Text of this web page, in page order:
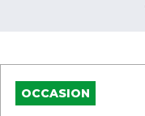
OCCASION